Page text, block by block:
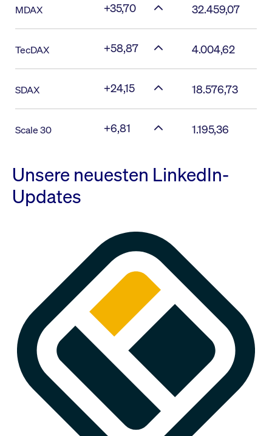
MDAX +35,70 32.459,07
TecDAX +58,87 4.004,62
SDAX +24,15 18.576,73
Scale 30 +6,81 1.195,36
Unsere neuesten LinkedIn-
Updates